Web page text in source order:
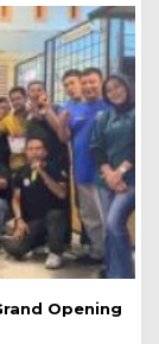
Opening